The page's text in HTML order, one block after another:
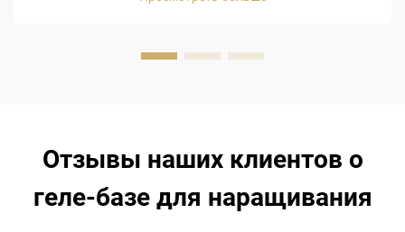
для правильного моделирования ногтей. Некоторые из
Отзывы наших клиентов о
геле-базе для наращивания